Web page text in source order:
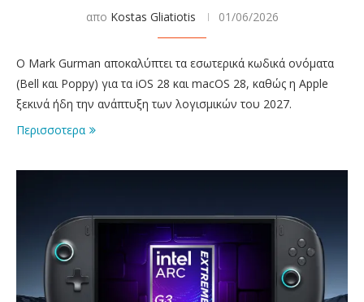
απο Kostas Gliatiotis 01/06/2026
Ο Mark Gurman αποκαλύπτει τα εσωτερικά κωδικά ονόματα
(Bell και Poppy) για τα iOS 28 και macOS 28, καθώς η Apple
ξεκινά ήδη την ανάπτυξη των λογισμικών του 2027.
Περισσοτερα